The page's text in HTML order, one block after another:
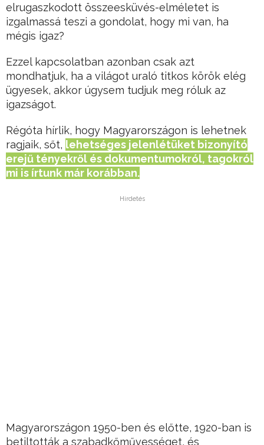
elrugaszkodott összeesküvés-elméletet is
izgalmassá teszi a gondolat, hogy mi van, ha
mégis igaz?
Ezzel kapcsolatban azonban csak azt
mondhatjuk, ha a világot uraló titkos körök elég
ügyesek, akkor úgysem tudjuk meg róluk az
igazságot.
Régóta hírlik, hogy Magyarországon is lehetnek
ragjaik, sőt, lehetséges jelenlétüket bizonyító
erejű tényekről és dokumentumokról, tagokról
mi is írtunk már korábban.
Hirdetés
Magyarországon 1950-ben és előtte, 1920-ban is
betiltották a szabadkőművességet, és